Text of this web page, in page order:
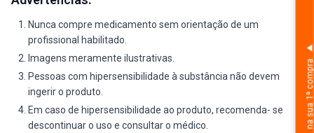
Nunca compre medicamento sem orientação de um
profissional habilitado.
Imagens meramente ilustrativas.
Pessoas com hipersensibilidade à substância não devem
ingerir o produto.
Em caso de hipersensibilidade ao produto, recomenda- se
descontinuar o uso e consultar o médico.
na sua 1ª compra